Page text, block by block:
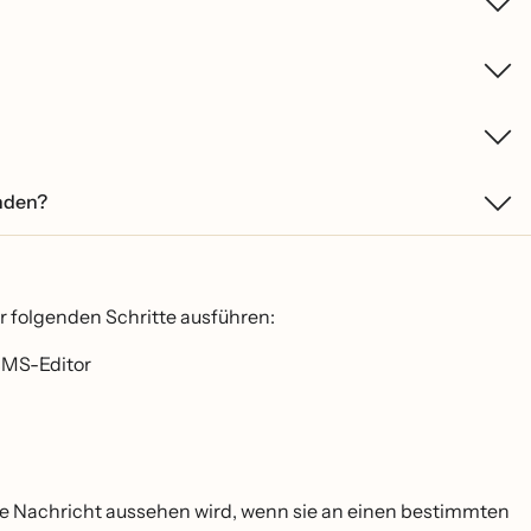
folgenden Schritte ausführen:
Editor
aussehen wird, wenn sie an einen bestimmten